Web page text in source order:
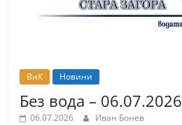
ВиК Новини
Без вода – 06.07.2026
06.07.2026 Иван Бонев